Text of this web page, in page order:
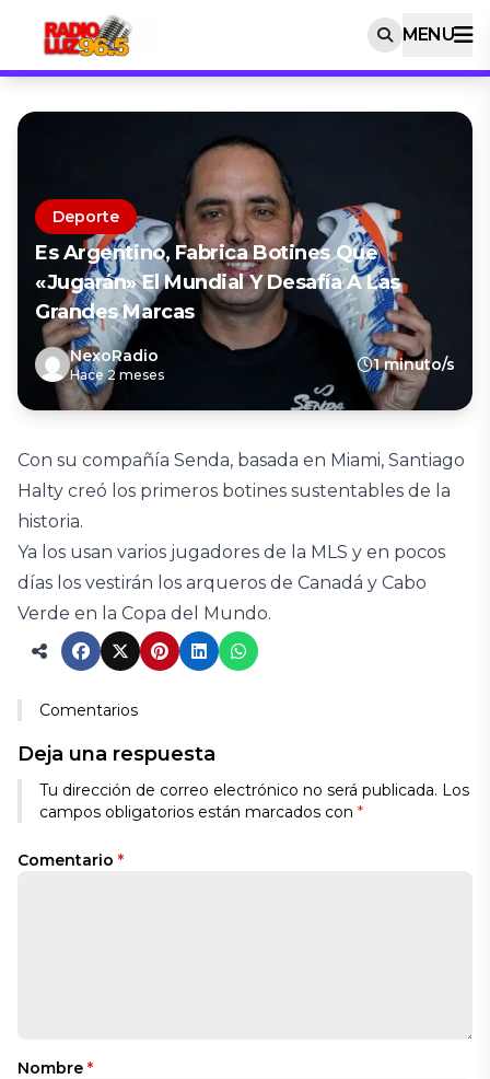
MENU
Deporte
Es Argentino, Fabrica Botines Que
«jugarán» El Mundial Y Desafía A Las
Grandes Marcas
NexoRadio
Hace 2 meses
1 minuto/s
Con su compañía Senda, basada en Miami, Santiago
Halty creó los primeros botines sustentables de la
historia.
Ya los usan varios jugadores de la MLS y en pocos
días los vestirán los arqueros de Canadá y Cabo
Verde en la Copa del Mundo.
Comentarios
Deja una respuesta
Tu dirección de correo electrónico no será publicada. Los
campos obligatorios están marcados con *
Comentario *
Nombre *